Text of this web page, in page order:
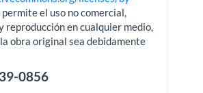
permite el uso no comercial,
reproducción en cualquier medio,
obra original sea debidamente
0856